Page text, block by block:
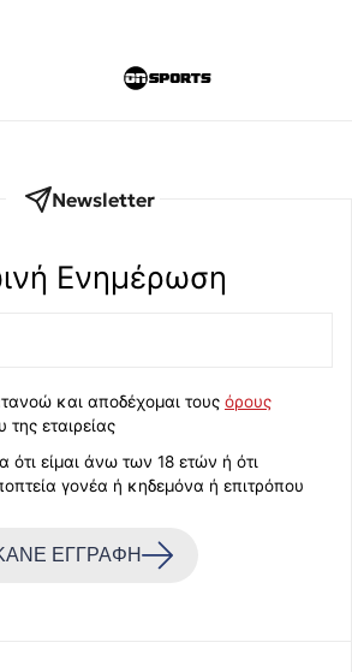
Newsletter
Eνημέρωση
και αποδέχομαι τους όρους
της εταιρείας
είμαι άνω των 18 ετών ή ότι
γονέα ή κηδεμόνα ή επιτρόπου
ΕΓΓΡΑΦΗ